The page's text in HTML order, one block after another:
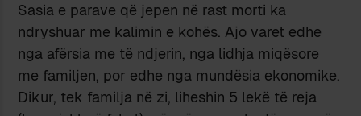
Sasia e parave që jepen në rast morti ka
ndryshuar me kalimin e kohës. Ajo varet edhe
nga afërsia me të ndjerin, nga lidhja miqësore
me familjen, por edhe nga mundësia ekonomike.
Dikur, tek familja në zi, liheshin 5 lekë të reja